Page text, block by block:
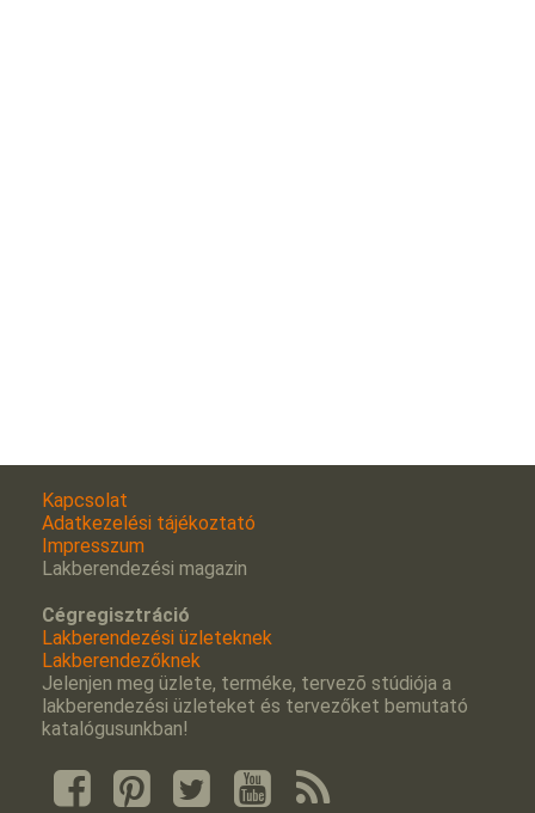
Kapcsolat
Adatkezelési tájékoztató
Impresszum
Lakberendezési magazin
Cégregisztráció
Lakberendezési üzleteknek
Lakberendezőknek
Jelenjen meg üzlete, terméke, tervezõ stúdiója a
lakberendezési üzleteket és tervezőket bemutató
katalógusunkban!